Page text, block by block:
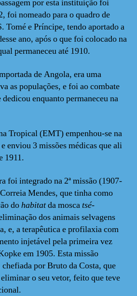
por esta instituição foi
foi nomeado para o quadro de
Tomé e Príncipe, tendo aportado a
ano, após o que foi colocado na
permaneceu até 1910.
de Angola, era uma
as populações, e foi ao combate
dedicou enquanto permaneceu na
Tropical (EMT) empenhou-se na
enviou 3 missões médicas que ali
1911.
foi integrado na 2ª missão (1907-
Mendes, que tinha como
dohabitatda moscatsé-
dos animais selvagens
e, a terapêutica e profilaxia com
injetável pela primeira vez
em 1905. Esta missão
por Bruto da Costa, que
o seu vetor, feito que teve